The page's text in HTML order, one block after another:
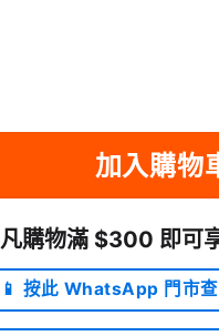
加入購物
凡購物滿 $300 即可
📱 按此 WhatsApp 門市